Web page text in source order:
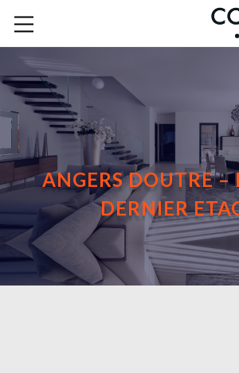
ANGERS DOUTRE –
DERNIER